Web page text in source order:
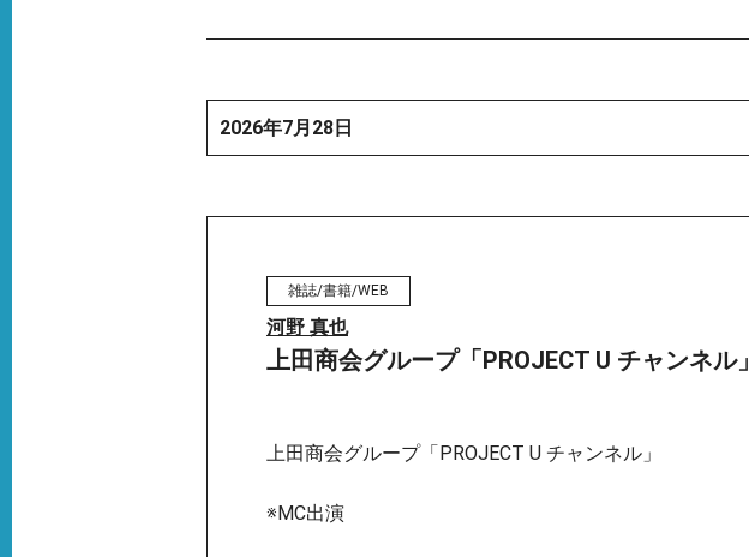
2026年7月28日
雑誌/書籍/WEB
河野 真也
上田商会グループ「PROJECT U チャンネル」
上田商会グループ「PROJECT U チャンネル」
※MC出演